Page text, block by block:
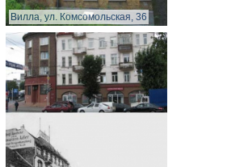
Вилла, ул. Комсомольская, 36